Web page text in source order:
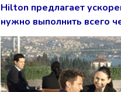
Hilton предлагает
нужно выполнить всего